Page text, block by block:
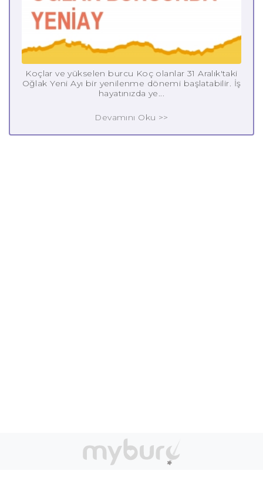
Koçlar ve yükselen burcu Koç olanlar 31 Aralık'taki
Oğlak Yeni Ayı bir yenilenme dönemi başlatabilir. İş
hayatınızda ye...
Devamını Oku >>